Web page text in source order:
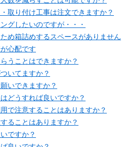
取り付け工事は注文できますか？
グしたいのですが・・・
め箱詰めするスペースがありません
心配です
うことはできますか？
いてますか？
いできますか？
どうすれば良いですか？
で注意することはありますか？
ることはありますか？
ですか？